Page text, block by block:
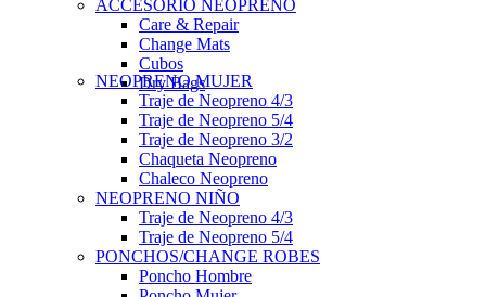
ACCESORIO NEOPRENO
Care & Repair
Change Mats
Cubos
Dry Bags
NEOPRENO MUJER
Traje de Neopreno 4/3
Traje de Neopreno 5/4
Traje de Neopreno 3/2
Chaqueta Neopreno
Chaleco Neopreno
NEOPRENO NIÑO
Traje de Neopreno 4/3
Traje de Neopreno 5/4
PONCHOS/CHANGE ROBES
Poncho Hombre